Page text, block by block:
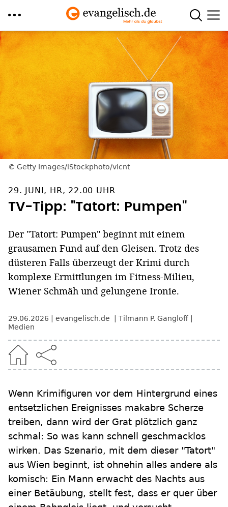
Direkt
zum
Inhalt
Getty Images/iStockphoto/vicnt
29. JUNI, HR, 22.00 UHR
TV-Tipp: "Tatort: Pumpen"
Der "Tatort: Pumpen" beginnt mit einem
grausamen Fund auf den Gleisen. Trotz des
düsteren Falls überzeugt der Krimi durch
komplexe Ermittlungen im Fitness-Milieu,
Wiener Schmäh und gelungene Ironie.
29.06.2026 evangelisch.de
Tilmann P. Gangloff
Medien
Wenn Krimifiguren vor dem Hintergrund eines
entsetzlichen Ereignisses makabre Scherze
treiben, dann wird der Grat plötzlich ganz
schmal: So was kann schnell geschmacklos
wirken. Das Szenario, mit dem dieser "Tatort"
aus Wien beginnt, ist ohnehin alles andere als
komisch: Ein Mann erwacht des Nachts aus
einer Betäubung, stellt fest, dass er quer über